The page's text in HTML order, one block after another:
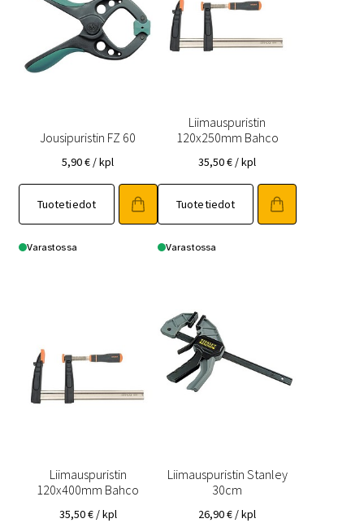
Jousipuristin FZ 60
5,90€ / kpl
Tuotetiedot
Varastossa
Liimauspuristin
120x250mm Bahco
35,50€ / kpl
Tuotetiedot
Varastossa
Liimauspuristin
120x400mm Bahco
35,50€ / kpl
Liimauspuristin Stanley
30cm
26,90€ / kpl